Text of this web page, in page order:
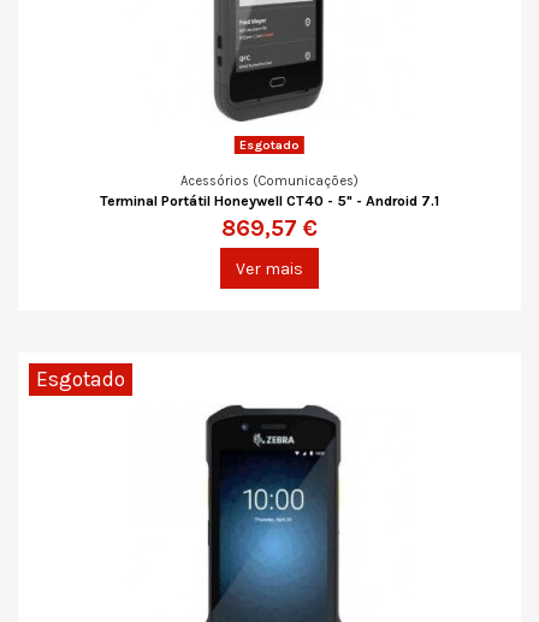
Esgotado
Acessórios (Comunicações)
Terminal Portátil Honeywell CT40 - 5" - Android 7.1
869,57 €
Ver mais
Esgotado